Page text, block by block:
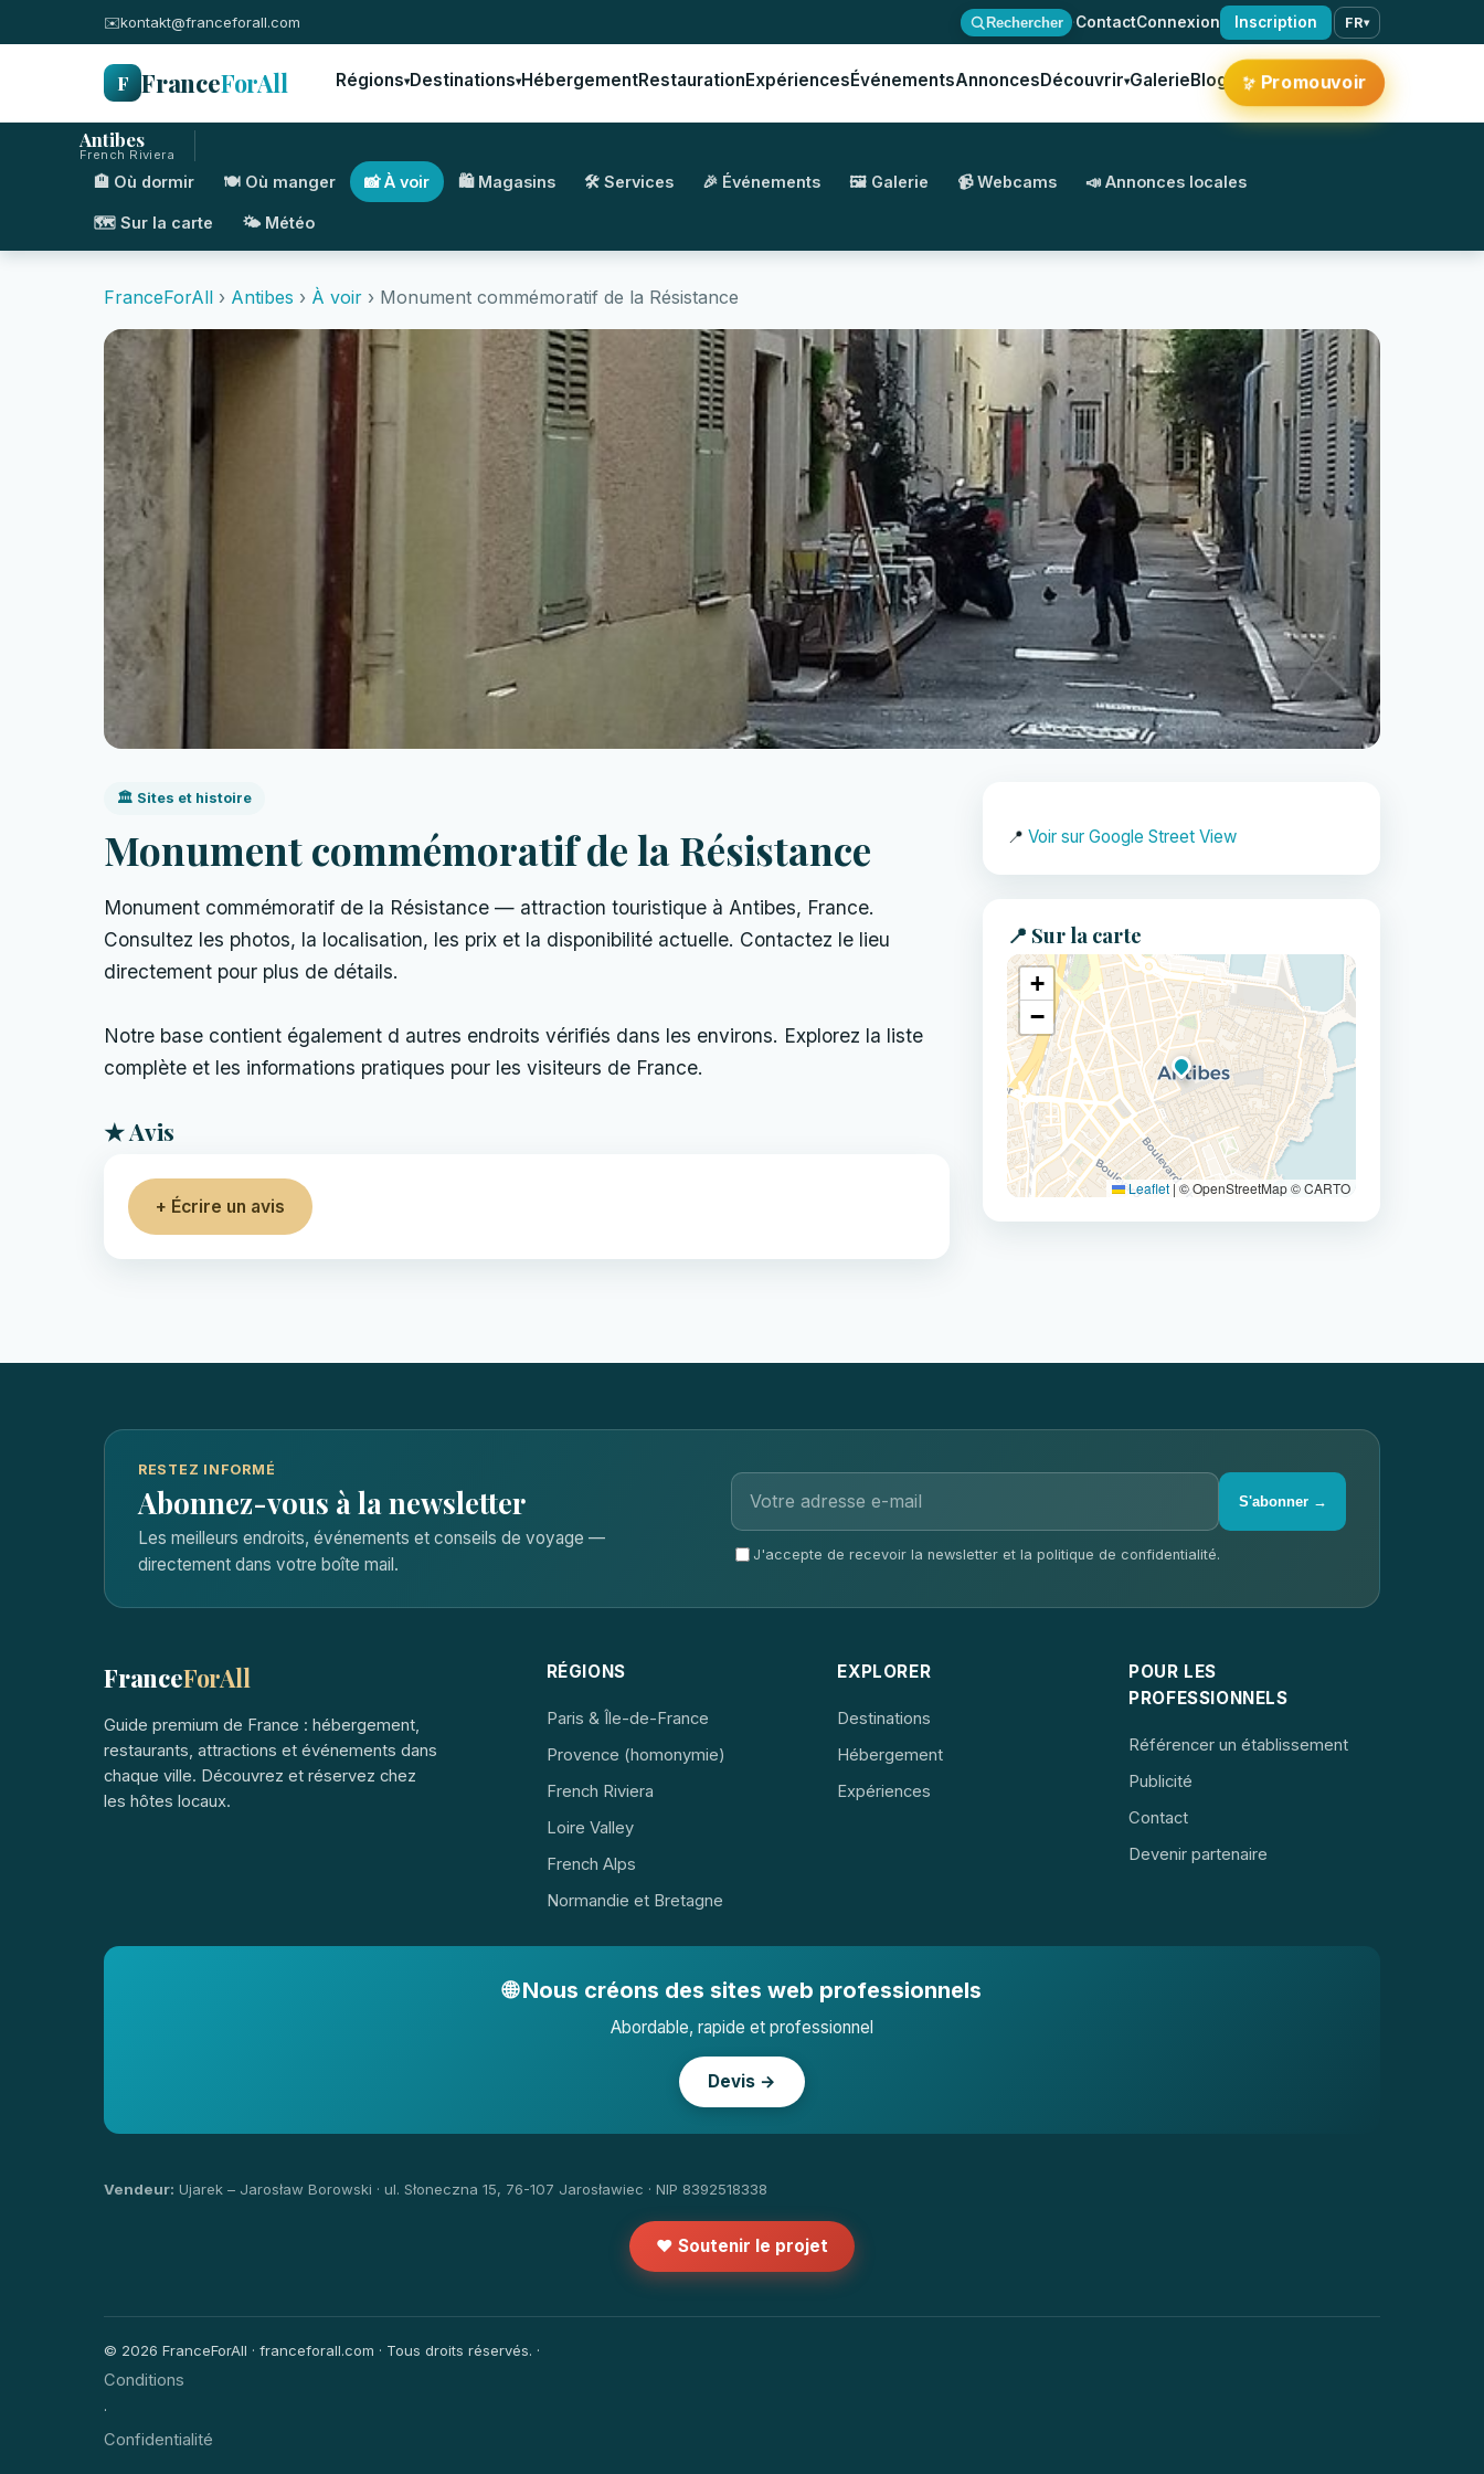
✉️kontakt@franceforall.com Rechercher ·ContactConnexion Inscription FR▾
F FranceForAll Régions▾Destinations▾HébergementRestaurationExpériencesÉvénementsAnnoncesDécouvrir▾GalerieBlog ✨Promouvoir
Antibes
French Riviera
🏨 Où dormir 🍽️ Où manger 📸 À voir 🛍️ Magasins 🛠️ Services 🎉 Événements 🖼️ Galerie 📹 Webcams 📣 Annonces locales
🗺️ Sur la carte 🌤️ Météo
FranceForAll › Antibes › À voir › Monument commémoratif de la Résistance
🏛️ Sites et histoire
Monument commémoratif de la Résistance
Monument commémoratif de la Résistance — attraction touristique à Antibes, France.
Consultez les photos, la localisation, les prix et la disponibilité actuelle. Contactez le lieu
directement pour plus de détails.
Notre base contient également d autres endroits vérifiés dans les environs. Explorez la liste
complète et les informations pratiques pour les visiteurs de France.
★ Avis
+ Écrire un avis
📍 Voir sur Google Street View
📍 Sur la carte
+
−
Leaflet |© OpenStreetMap © CARTO
RESTEZ INFORMÉ
Abonnez-vous à la newsletter
Les meilleurs endroits, événements et conseils de voyage —
directement dans votre boîte mail.
S'abonner →
J'accepte de recevoir la newsletter et la politique de confidentialité.
FranceForAll
Guide premium de France : hébergement,
restaurants, attractions et événements dans
chaque ville. Découvrez et réservez chez
les hôtes locaux.
RÉGIONS
Paris & Île-de-France
Provence (homonymie)
French Riviera
Loire Valley
French Alps
Normandie et Bretagne
EXPLORER
Destinations
Hébergement
Expériences
POUR LES
PROFESSIONNELS
Référencer un établissement
Publicité
Contact
Devenir partenaire
🌐 Nous créons des sites web professionnels
Abordable, rapide et professionnel
Devis →
Vendeur: Ujarek – Jarosław Borowski · ul. Słoneczna 15, 76-107 Jarosławiec · NIP 8392518338
❤️ Soutenir le projet
© 2026 FranceForAll · franceforall.com · Tous droits réservés. ·
Conditions
·
Confidentialité